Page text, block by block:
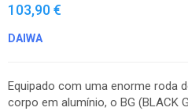
103,90 €
DAIWA
Equipado com uma enorme roda
corpo em alumínio, o BG (BLACK